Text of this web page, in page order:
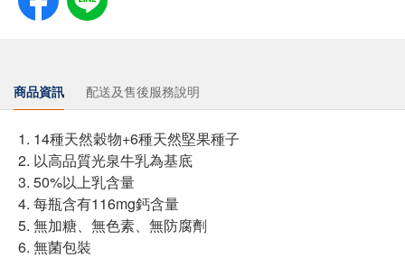
商品資訊 配送及售後服務說明
1. 14種天然穀物+6種天然堅果種子
2. 以高品質光泉牛乳為基底
3. 50%以上乳含量
4. 每瓶含有116mg鈣含量
5. 無加糖、無色素、無防腐劑
6. 無菌包裝